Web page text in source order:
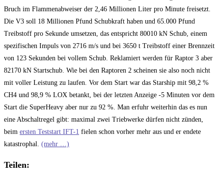
Bruch im Flammenabweiser der 2,46 Millionen Liter pro Minute freisetzt.
Die V3 soll 18 Millionen Pfund Schubkraft haben und 65.000 Pfund
Treibstoff pro Sekunde umsetzen, das entspricht 80010 kN Schub, einem
spezifischen Impuls von 2716 m/s und bei 3650 t Treibstoff einer Brennzeit
von 123 Sekunden bei vollem Schub. Reklamiert werden für Raptor 3 aber
82170 kN Startschub. Wie bei den Raptoren 2 scheinen sie also noch nicht
mit voller Leistung zu laufen. Vor dem Start war das Starship mit 98,2 %
CH4 und 98,9 % LOX betankt, bei der letzten Anzeige -5 Minuten vor dem
Start die SuperHeavy aber nur zu 92 %. Man erfuhr weiterhin das es nun
eine Abschaltregel gibt: maximal zwei Triebwerke dürfen nicht zünden,
beim ersten Teststart IFT-1 fielen schon vorher mehr aus und er endete
katastrophal. (mehr …)
Teilen: